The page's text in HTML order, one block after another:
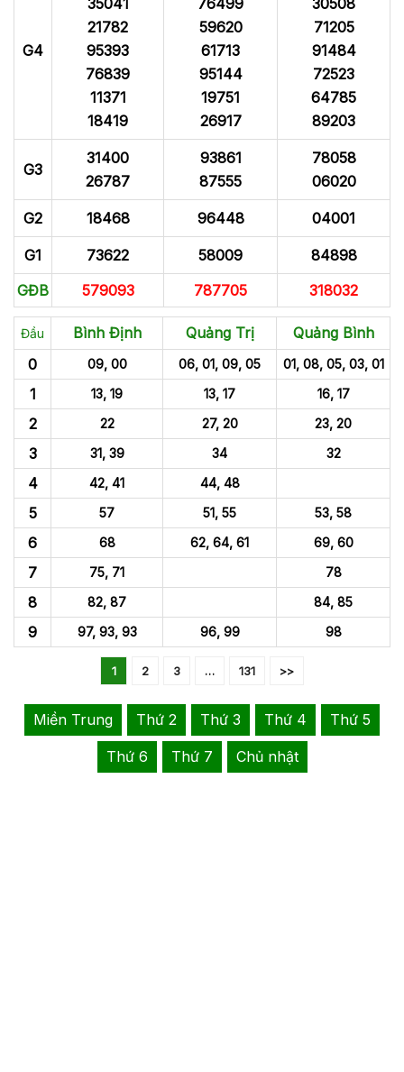
G4
35041
21782
95393
76839
11371
18419
76499
59620
61713
95144
19751
26917
30508
71205
91484
72523
64785
89203
G3
31400
26787
93861
87555
78058
06020
G2 18468 96448 04001
G1 73622 58009
84898
GĐB
579093 787705 318032
Đầu Bình Định Quảng Trị
Quảng Bình
0
09, 00 06, 01, 09, 05 01, 08, 05, 03, 01
1 13, 19 13, 17 16, 17
2 22 27, 20 23, 20
3 31, 39 34 32
4 42, 41 44, 48
5 57 51, 55 53, 58
6 68 62, 64, 61 69, 60
7 75, 71 78
8 82, 87 84, 85
9 97, 93, 93 96, 99 98
1 2 3 … 131 >>
Miền Trung Thứ 2 Thứ 3 Thứ 4 Thứ 5
Thứ 6 Thứ 7 Chủ nhật